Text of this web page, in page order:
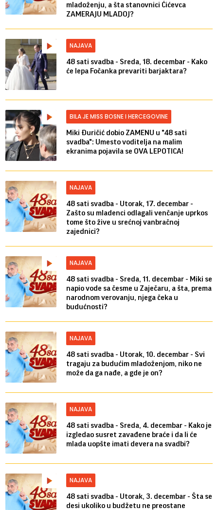
mladoženju, a šta stanovnici Ćićevca
ZAMERAJU MLADOJ?
NAJAVA
48 sati svadba - Sreda, 18. decembar - Kako
će lepa Fočanka prevariti barjaktara?
BILA JE MISS BOSNE I HERCEGOVINE
Miki Đuričić dobio ZAMENU u "48 sati
svadba": Umesto voditelja na malim
ekranima pojavila se OVA LEPOTICA!
NAJAVA
48 sati svadba - Utorak, 17. decembar -
Zašto su mladenci odlagali venčanje uprkos
tome što žive u srećnoj vanbračnoj
zajednici?
NAJAVA
48 sati svadba - Sreda, 11. decembar - Miki se
napio vode sa česme u Zaječaru, a šta, prema
narodnom verovanju, njega čeka u
budućnosti?
NAJAVA
48 sati svadba - Utorak, 10. decembar - Svi
tragaju za budućim mladoženjom, niko ne
može da ga nađe, a gde je on?
NAJAVA
48 sati svadba - Sreda, 4. decembar - Kako je
izgledao susret zavađene braće i da li će
mlada uopšte imati devera na svadbi?
NAJAVA
48 sati svadba - Utorak, 3. decembar - Šta se
desi ukoliko u budžetu ne preostane